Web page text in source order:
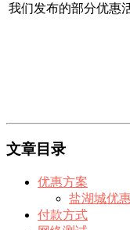
我们发布的部分优惠
文章目录
优惠方案
盐湖城优
付款方式